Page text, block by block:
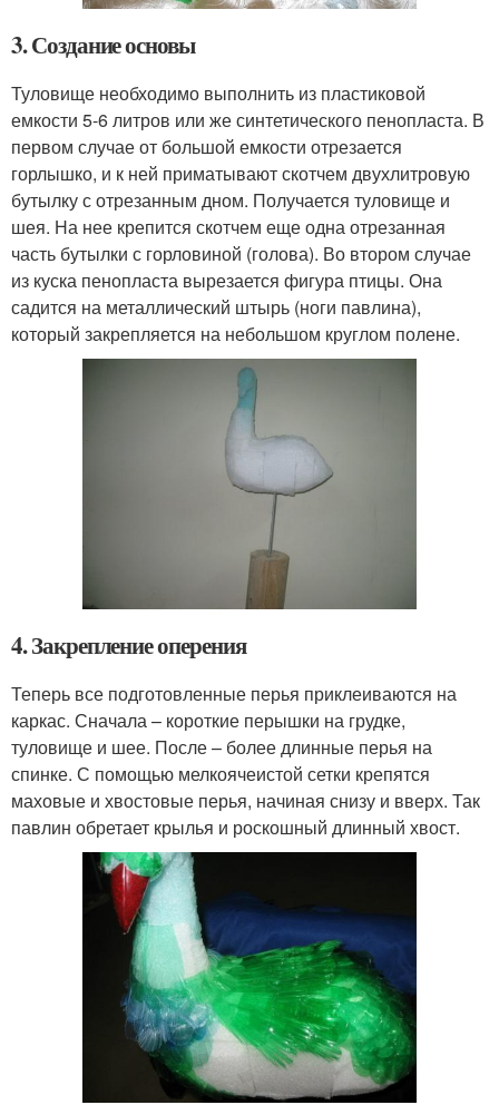
3. Создание основы
Туловище необходимо выполнить из пластиковой
емкости 5-6 литров или же синтетического пенопласта. В
первом случае от большой емкости отрезается
горлышко, и к ней приматывают скотчем двухлитровую
бутылку с отрезанным дном. Получается туловище и
шея. На нее крепится скотчем еще одна отрезанная
часть бутылки с горловиной (голова). Во втором случае
из куска пенопласта вырезается фигура птицы. Она
садится на металлический штырь (ноги павлина),
который закрепляется на небольшом круглом полене.
4. Закрепление оперения
Теперь все подготовленные перья приклеиваются на
каркас. Сначала – короткие перышки на грудке,
туловище и шее. После – более длинные перья на
спинке. С помощью мелкоячеистой сетки крепятся
маховые и хвостовые перья, начиная снизу и вверх. Так
павлин обретает крылья и роскошный длинный хвост.